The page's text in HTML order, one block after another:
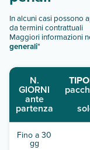
In alcuni casi possono
da termini contrattuali
Maggiori informazioni
generali"
N.
GIORNI
ante
partenza
Fino a 30
gg